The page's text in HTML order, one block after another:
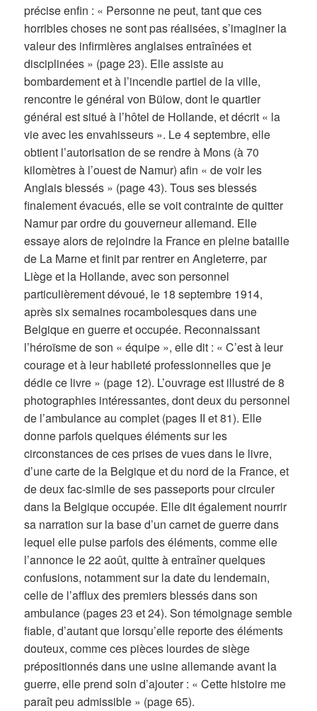
précise enfin : « Personne ne peut, tant que ces
horribles choses ne sont pas réalisées, s’imaginer la
valeur des infirmières anglaises entraînées et
disciplinées » (page 23). Elle assiste au
bombardement et à l’incendie partiel de la ville,
rencontre le général von Bülow, dont le quartier
général est situé à l’hôtel de Hollande, et décrit « la
vie avec les envahisseurs ». Le 4 septembre, elle
obtient l’autorisation de se rendre à Mons (à 70
kilomètres à l’ouest de Namur) afin « de voir les
Anglais blessés » (page 43). Tous ses blessés
finalement évacués, elle se voit contrainte de quitter
Namur par ordre du gouverneur allemand. Elle
essaye alors de rejoindre la France en pleine bataille
de La Marne et finit par rentrer en Angleterre, par
Liège et la Hollande, avec son personnel
particulièrement dévoué, le 18 septembre 1914,
après six semaines rocambolesques dans une
Belgique en guerre et occupée. Reconnaissant
l’héroïsme de son « équipe », elle dit : « C’est à leur
courage et à leur habileté professionnelles que je
dédie ce livre » (page 12). L’ouvrage est illustré de 8
photographies intéressantes, dont deux du personnel
de l’ambulance au complet (pages II et 81). Elle
donne parfois quelques éléments sur les
circonstances de ces prises de vues dans le livre,
d’une carte de la Belgique et du nord de la France, et
de deux fac-simile de ses passeports pour circuler
dans la Belgique occupée. Elle dit également nourrir
sa narration sur la base d’un carnet de guerre dans
lequel elle puise parfois des éléments, comme elle
l’annonce le 22 août, quitte à entraîner quelques
confusions, notamment sur la date du lendemain,
celle de l’afflux des premiers blessés dans son
ambulance (pages 23 et 24). Son témoignage semble
fiable, d’autant que lorsqu’elle reporte des éléments
douteux, comme ces pièces lourdes de siège
prépositionnés dans une usine allemande avant la
guerre, elle prend soin d’ajouter : « Cette histoire me
paraît peu admissible » (page 65).